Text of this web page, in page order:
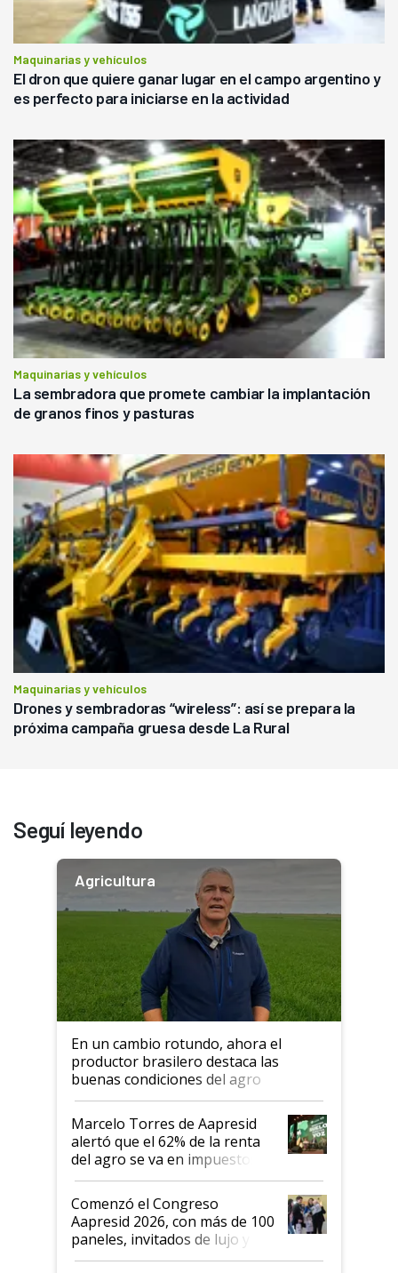
Maquinarias y vehículos
El dron que quiere ganar lugar en el campo argentino y
es perfecto para iniciarse en la actividad
Maquinarias y vehículos
La sembradora que promete cambiar la implantación
de granos finos y pasturas
Maquinarias y vehículos
Drones y sembradoras “wireless”: así se prepara la
próxima campaña gruesa desde La Rural
Seguí leyendo
Agricultura
En un cambio rotundo, ahora el
productor brasilero destaca las
buenas condiciones del agro
argentino para invertir: "Los veo
más motivados"
Marcelo Torres de Aapresid
alertó que el 62% de la renta
del agro se va en impuestos:
"No es bueno que en
Argentina se sigan discutiendo
las mismas cosas de hace 50
años"
Comenzó el Congreso
Aapresid 2026, con más de 100
paneles, invitados de lujo y
todas las tendencias